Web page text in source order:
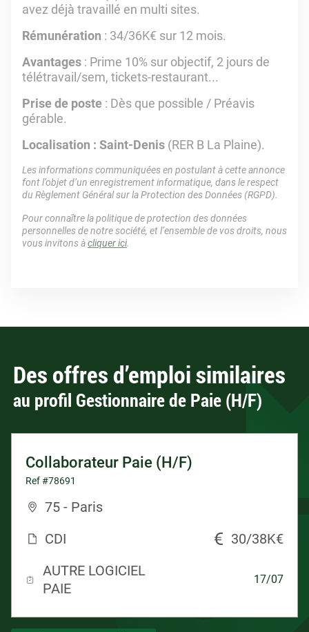
avez déjà travaillé en multi sites.
Rémunération : 34/36K€ sur 12 mois.
Avantages : Prime 10% sur objectif, 2 jours de
télétravail/sem, tickets-restaurant...
Prise de poste : Dès que possible / Préavis
gérable.
Localisation : Saint-Denis (RER B La Plaine).
Les informations communiquées en postulant à cette annonce
font l’objet d’un enregistrement informatique, dans le respect
du Règlement Général sur la Protection des Données (RGPD).
Pour connaître la politique de protection des données
personnelles de notre société, et l’ensemble de vos droits, nous
vous invitons àcliquer ici.
Des offres d’emploi similaires
au profil Gestionnaire de Paie (H/F)
Collaborateur Paie (H/F)
Ref #78691
75 - Paris
CDI
30/38K€
AUTRE LOGICIEL
PAIE
17/07